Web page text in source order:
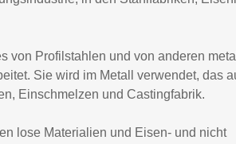
von Profilstahlen und von anderen
Sie wird im Metall verwendet, das
Einschmelzen und Castingfabrik.
lose Materialien und Eisen- und nicht